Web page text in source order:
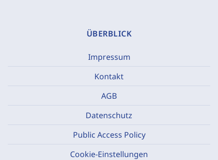
ÜBERBLICK
Impressum
Kontakt
AGB
Datenschutz
Public Access Policy
Cookie-Einstellungen